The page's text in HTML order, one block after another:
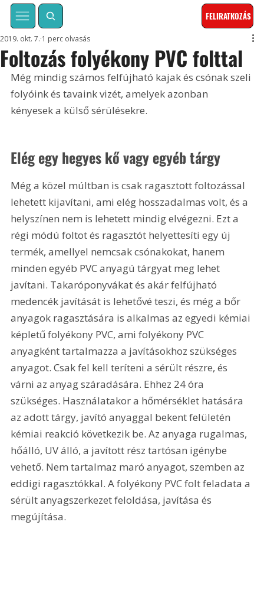
FELIRATKOZÁS
Foltozás folyékony PVC folttal
2019. okt. 7. 1 perc olvasás
Még mindig számos felfújható kajak és csónak szeli
folyóink és tavaink vizét, amelyek azonban
kényesek a külső sérülésekre.
Elég egy hegyes kő vagy egyéb tárgy
Még a közel múltban is csak ragasztott foltozással
lehetett kijavítani, ami elég hosszadalmas volt, és a
helyszínen nem is lehetett mindig elvégezni. Ezt a
régi módú foltot és ragasztót helyettesíti egy új
termék, amellyel nemcsak csónakokat, hanem
minden egyéb PVC anyagú tárgyat meg lehet
javítani. Takaróponyvákat és akár felfújható
medencék javítását is lehetővé teszi, és még a bőr
anyagok ragasztására is alkalmas az egyedi kémiai
képletű folyékony PVC, ami folyékony PVC
anyagként tartalmazza a javításokhoz szükséges
anyagot. Csak fel kell teríteni a sérült részre, és
várni az anyag száradására. Ehhez 24 óra
szükséges. Használatakor a hőmérséklet hatására
az adott tárgy, javító anyaggal bekent felületén
kémiai reakció következik be. Az anyaga rugalmas,
hőálló, UV álló, a javított rész tartósan igénybe
vehető. Nem tartalmaz maró anyagot, szemben az
eddigi ragasztókkal. A folyékony PVC folt feladata a
sérült anyagszerkezet feloldása, javítása és
megújítása.